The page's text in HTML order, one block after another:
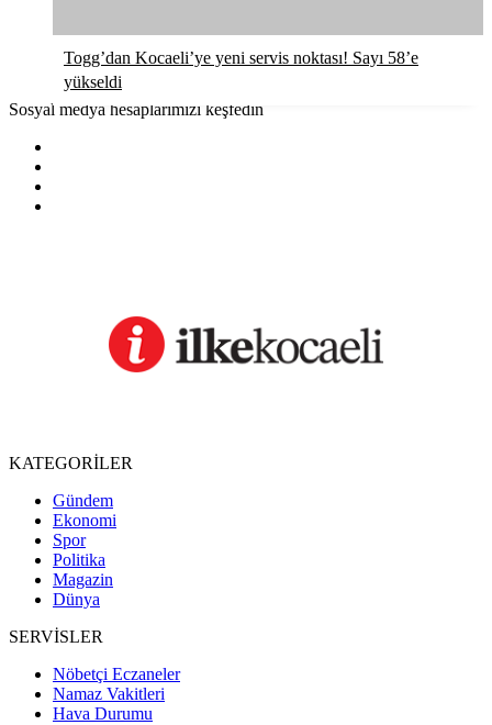
Togg’dan Kocaeli’ye yeni servis noktası! Sayı 58’e
yükseldi
Sosyal medya hesaplarımızı keşfedin
KATEGORİLER
Gündem
Ekonomi
Spor
Politika
Magazin
Dünya
SERVİSLER
Nöbetçi Eczaneler
Namaz Vakitleri
Hava Durumu